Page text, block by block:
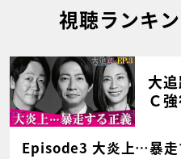
視聴ランキ
大
Ｃ
Episode3 大炎上…暴走